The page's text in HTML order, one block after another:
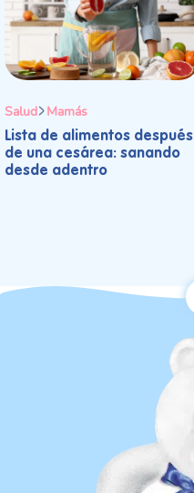
Salud Mamás
Lista de alimentos después
de una cesárea: sanando
desde adentro